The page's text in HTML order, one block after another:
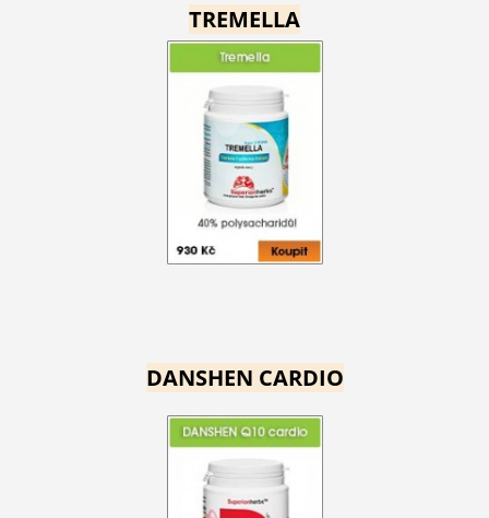
TREMELLA
DANSHEN CARDIO